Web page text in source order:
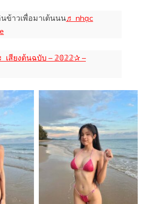
ข้าวเพื่อมาเต้นนน♬ nhạc
เสียงต้นฉบับ – 𝟚𝟘𝟚𝟚✰ –